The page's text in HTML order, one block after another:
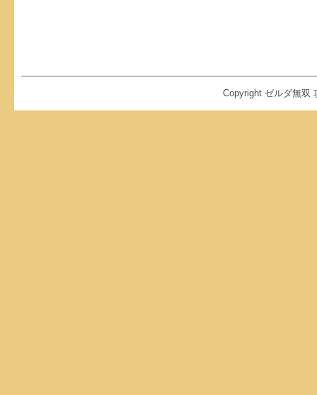
Copyright ゼルダ無